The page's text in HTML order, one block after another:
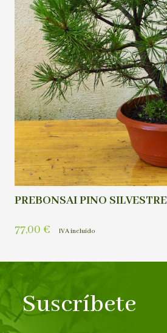
PREBONSAI PINO SILVESTRE
77,00 € IVA incluído
Suscríbete